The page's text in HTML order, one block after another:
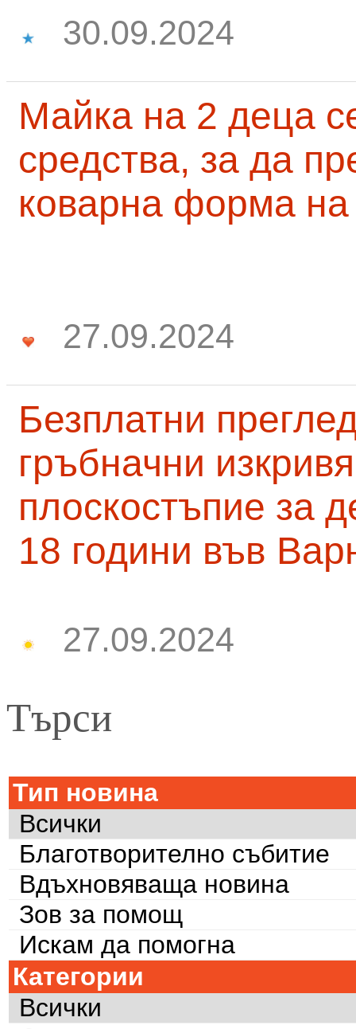
30.09.2024
Майка на 2 деца
средства, за да
коварна форма на
27.09.2024
Безплатни
гръбначни
плоскостъпие за
18 години във
27.09.2024
Търси
Тип новина
Всички
Благотворително събитие
Вдъхновяваща новина
Зов за помощ
Искам да помогна
Категории
Всички